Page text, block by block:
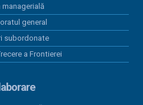
managerială
general
subordonate
a Frontierei